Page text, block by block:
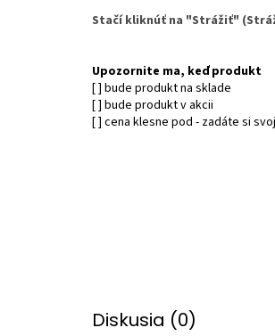
Stačí kliknúť na "Strážiť"
Upozornite ma, keď produkt
[ ] bude produkt na sklade
[ ] bude produkt v akcii
[ ] cena klesne pod - zadáte si
Diskusia (0)